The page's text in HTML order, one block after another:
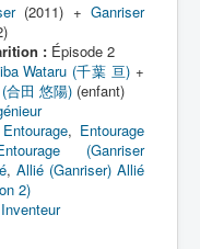
(2011) + Ganriser
:Épisode 2
Wataru (千葉 亘) +
合田 悠陽)(enfant)
Entourage, Entourage
(Ganriser
, Allié (Ganriser) Allié
2)
Inventeur